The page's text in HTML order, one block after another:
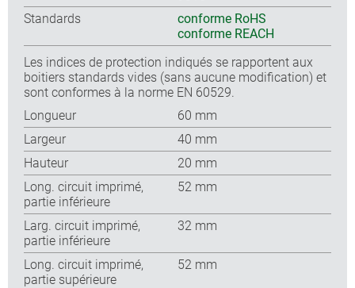
Standards
conforme RoHS
conforme REACH
Les indices de protection indiqués se rapportent aux
boitiers standards vides (sans aucune modification) et
sont conformes à la norme EN 60529.
Longueur
60 mm
Largeur
40 mm
Hauteur
20 mm
Long. circuit imprimé,
partie inférieure
52 mm
Larg. circuit imprimé,
partie inférieure
32 mm
Long. circuit imprimé,
partie supérieure
52 mm